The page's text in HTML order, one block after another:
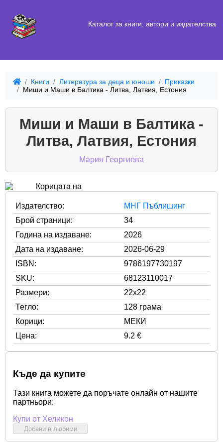
Каталог за книги, автори и издателства
Книги Литература за деца и юноши
Приказки
Миши и Маши в Балтика - Литва, Латвия, Естония
Миши и Маши в Балтика -
Литва, Латвия, Естония
Мария Георгиева
Издателство:
МНГ Пъблишинг
Брой страници:
34
Година на издаване:
2026
Дата на издаване:
2026-06-29
ISBN:
9786197730197
SKU:
68123110017
Размери:
22x22
Тегло:
128 грама
Корици:
МЕКИ
Цена:
9.2 €
Къде да купите
Тази книга можете да поръчате онлайн от нашите
партньори:
Купи от Хеликон
Добави в любими